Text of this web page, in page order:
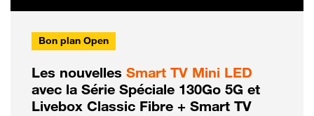
Bon plan Open
Les nouvelles Smart TV Mini LED
avec la Série Spéciale 130Go 5G et
Livebox Classic Fibre + Smart TV